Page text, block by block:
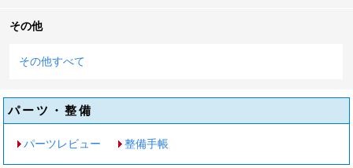
その他
その他すべて
パーツ・整備
パーツレビュー 整備手帳